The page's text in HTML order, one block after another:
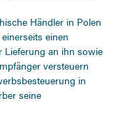
Händler in Polen
einen
Lieferung an ihn sowie
versteuern
in
seine